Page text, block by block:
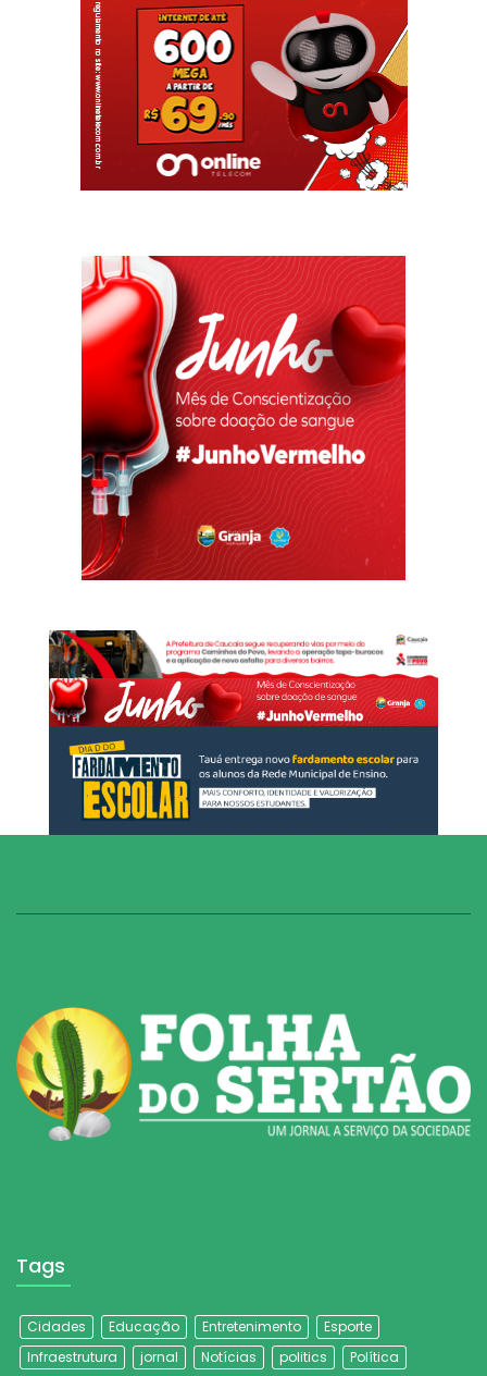
Tags
Cidades Educação Entretenimento
Esporte
Infraestrutura
jornal Notícias politics Política